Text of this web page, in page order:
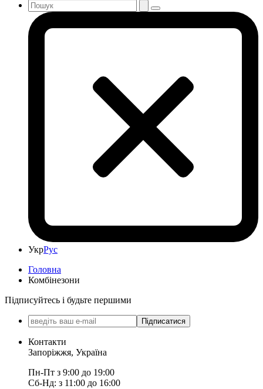
УкрРус
Головна
Комбінезони
Підписуйтесь і будьте першими
Підписатися
Контакти
Запоріжжя, Україна
Пн-Пт з 9:00 до 19:00
Сб-Нд: з 11:00 до 16:00